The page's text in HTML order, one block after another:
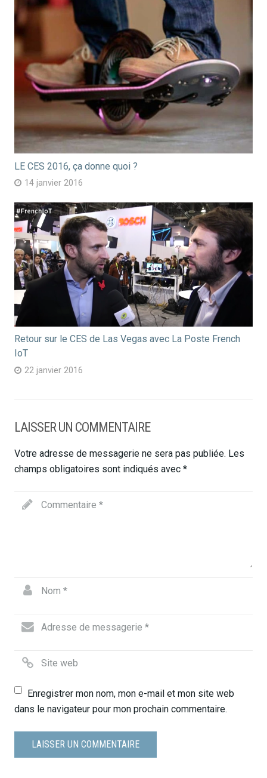
LE CES 2016, ça donne quoi ?
14 janvier 2016
Retour sur le CES de Las Vegas avec La Poste French
IoT
22 janvier 2016
LAISSER UN COMMENTAIRE
Votre adresse de messagerie ne sera pas publiée. Les
champs obligatoires sont indiqués avec *
Enregistrer mon nom, mon e-mail et mon site web
dans le navigateur pour mon prochain commentaire.